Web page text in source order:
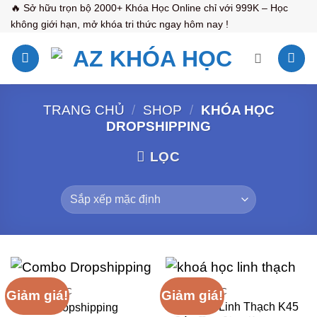
Bỏ
qua
nội
dung
🔥 Sở hữu trọn bộ 2000+ Khóa Học Online chỉ với 999K – Học
không giới hạn, mở khóa tri thức ngay hôm nay !
TRANG CHỦ / SHOP / KHÓA HỌC
DROPSHIPPING
LỌC
Giảm giá!
AZ KHÓA HỌC
Combo Dropshipping
Giảm giá!
AZ KHÓA HỌC
Khóa Học Linh Thạch K45